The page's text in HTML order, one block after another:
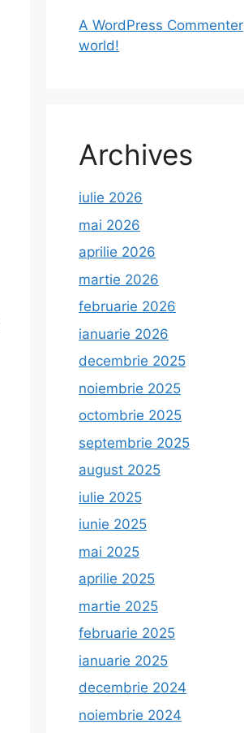
A WordPress Commenter
world!
Archives
iulie 2026
mai 2026
aprilie 2026
martie 2026
februarie 2026
ianuarie 2026
decembrie 2025
noiembrie 2025
octombrie 2025
septembrie 2025
august 2025
iulie 2025
iunie 2025
mai 2025
aprilie 2025
martie 2025
februarie 2025
ianuarie 2025
decembrie 2024
noiembrie 2024